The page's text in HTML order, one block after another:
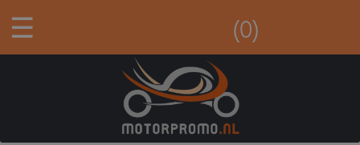
☰ (0)